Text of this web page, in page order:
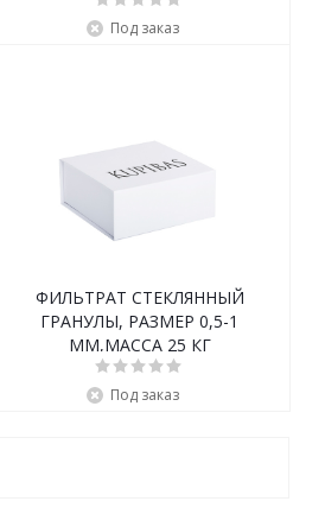
Под заказ
ФИЛЬТРАТ СТЕКЛЯННЫЙ
ГРАНУЛЫ, РАЗМЕР 0,5-1
ММ,МАССА 25 КГ
Под заказ